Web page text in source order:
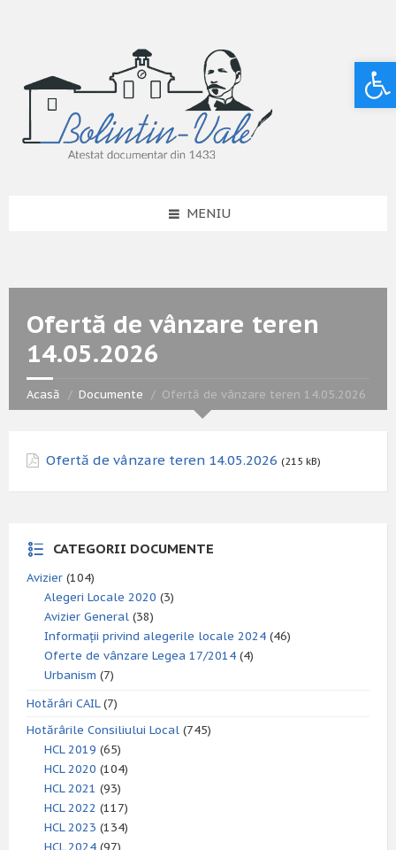
MENIU
Ofertă de vânzare teren
14.05.2026
Acasă Documente Ofertă de vânzare teren 14.05.2026
Ofertă de vânzare teren 14.05.2026 (215 kB)
CATEGORII DOCUMENTE
Avizier (104)
Alegeri Locale 2020 (3)
Avizier General (38)
Informații privind alegerile locale 2024 (46)
Oferte de vânzare Legea 17/2014 (4)
Urbanism (7)
Hotărâri CAIL(7)
Hotărârile Consiliului Local (745)
HCL 2019 (65)
HCL 2020 (104)
HCL 2021 (93)
HCL 2022 (117)
HCL 2023 (134)
HCL 2024 (97)
Deschide bara de unelte